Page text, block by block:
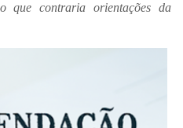
que contraria orientações da